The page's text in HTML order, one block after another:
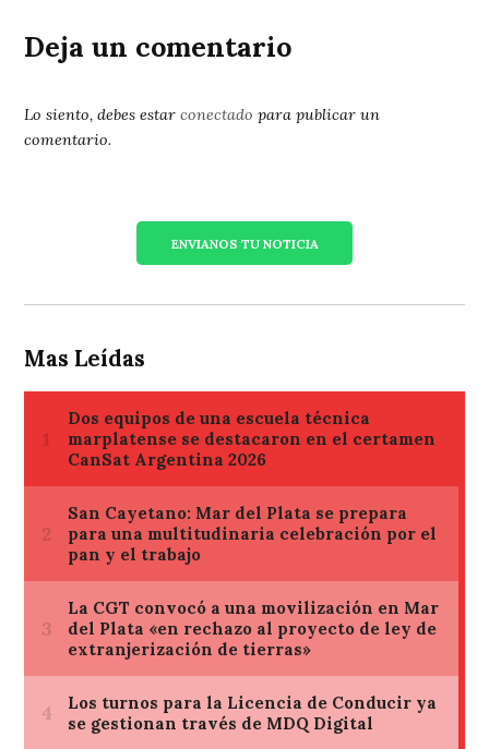
Deja un comentario
Lo siento, debes estarconectado para publicar un
comentario.
ENVIANOS TU NOTICIA
Mas Leídas